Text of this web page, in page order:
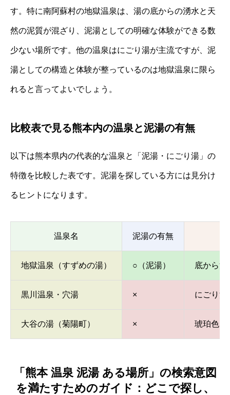
す。特に南阿蘇村の地獄温泉は、湯の底からの湧水と天
然の泥質が混ざり、泥湯としての明確な体験ができる数
少ない場所です。他の温泉はにごり湯が主流ですが、泥
湯としての構造と体験が整っているのは地獄温泉に限ら
れると言ってよいでしょう。
比較表で見る熊本内の温泉と泥湯の有無
以下は熊本県内の代表的な温泉と「泥湯・にごり湯」の
特徴を比較した表です。泥湯を探している方には見分け
るヒントになります。
温泉名 泥湯の有無
地獄温泉（すずめの湯） ○（泥湯） 底から
黒川温泉・穴湯 × にごり湯
大谷の湯（菊陽町） × 琥珀色に
「熊本 温泉 泥湯 ある場所」の検索意図
を満たすためのガイド：どこで探し、